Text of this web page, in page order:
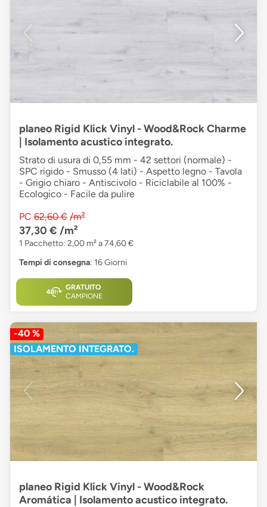
planeo Rigid Klick Vinyl - Wood&Rock Charme
| Isolamento acustico integrato.
Strato di usura di 0,55 mm - 42 settori (normale) -
SPC rigido - Smusso (4 lati) - Aspetto legno - Tavola
- Grigio chiaro - Antiscivolo - Riciclabile al 100% -
Ecologico - Facile da pulire
PC 62,60 € /m²
37,30 € /m²
1 Pacchetto: 2,00 m² a 74,60 €
Tempi di consegna: 16 Giorni
GRATUITO
CAMPIONE
-40 %
ISOLAMENTO INTEGRATO.
planeo Rigid Klick Vinyl - Wood&Rock
Aromática | Isolamento acustico integrato.